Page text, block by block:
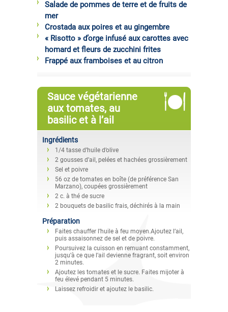
Salade de pommes de terre et de fruits de
mer
Crostada aux poires et au gingembre
« Risotto » d’orge infusé aux carottes avec
homard et fleurs de zucchini frites
Frappé aux framboises et au citron
Sauce végétarienne
aux tomates, au
basilic et à l’ail
Ingrédients
1/4 tasse d’huile d’olive
2 gousses d’ail, pelées et hachées grossièrement
Sel et poivre
56 oz de tomates en boîte (de préférence San
Marzano), coupées grossièrement
2 c. à thé de sucre
2 bouquets de basilic frais, déchirés à la main
Préparation
Faites chauffer l’huile à feu moyen.Ajoutez l’ail,
puis assaisonnez de sel et de poivre.
Poursuivez la cuisson en remuant constamment,
jusqu’à ce que l’ail devienne fragrant, soit environ
2 minutes.
Ajoutez les tomates et le sucre. Faites mijoter à
feu élevé pendant 5 minutes.
Laissez refroidir et ajoutez le basilic.